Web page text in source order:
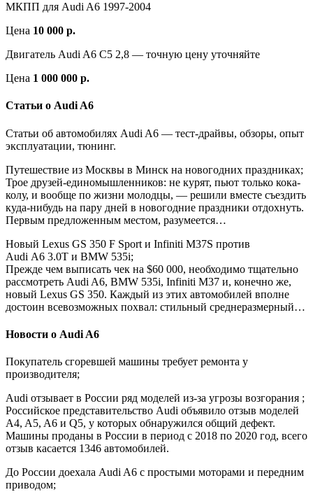
МКПП для Audi A6 1997-2004
Цена 10 000 р.
Двигатель Audi A6 С5 2,8 — точную цену уточняйте
Цена 1 000 000 р.
Статьи о Audi A6
Статьи об автомобилях Audi A6 — тест-драйвы, обзоры, опыт
эксплуатации, тюнинг.
Путешествие из Москвы в Минск на новогодних праздниках;
Трое друзей-единомышленников: не курят, пьют только кока-
колу, и вообще по жизни молодцы, — решили вместе съездить
куда-нибудь на пару дней в новогодние праздники отдохнуть.
Первым предложенным местом, разумеется…
Новый Lexus GS 350 F Sport и Infiniti M37S против
Audi A6 3.0T и BMW 535i;
Прежде чем выписать чек на $60 000, необходимо тщательно
рассмотреть Audi A6, BMW 535i, Infiniti M37 и, конечно же,
новый Lexus GS 350. Каждый из этих автомобилей вполне
достоин всевозможных похвал: стильный среднеразмерный…
Новости о Audi A6
Покупатель сгоревшей машины требует ремонта у
производителя;
Audi отзывает в России ряд моделей из-за угрозы возгорания ;
Российское представительство Audi объявило отзыв моделей
A4, A5, A6 и Q5, у которых обнаружился общий дефект.
Машины проданы в России в период с 2018 по 2020 год, всего
отзыв касается 1346 автомобилей.
До России доехала Audi A6 с простыми моторами и передним
приводом;